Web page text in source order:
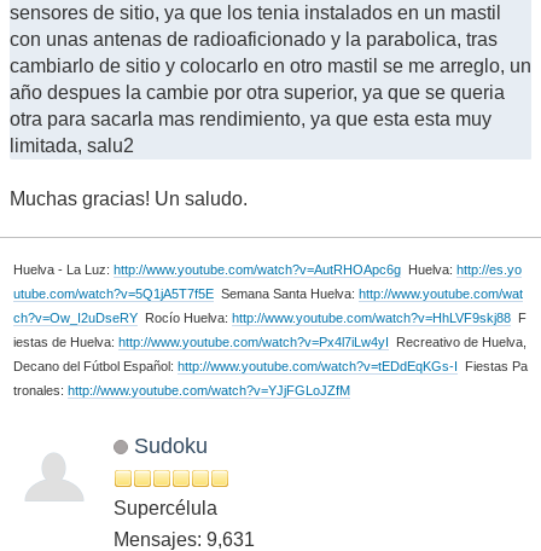
sensores de sitio, ya que los tenia instalados en un mastil
con unas antenas de radioaficionado y la parabolica, tras
cambiarlo de sitio y colocarlo en otro mastil se me arreglo, un
año despues la cambie por otra superior, ya que se queria
otra para sacarla mas rendimiento, ya que esta esta muy
limitada, salu2
Muchas gracias! Un saludo.
Huelva - La Luz: http://www.youtube.com/watch?v=AutRHOApc6gHuelva: http://es.yo
utube.com/watch?v=5Q1jA5T7f5ESemana Santa Huelva: http://www.youtube.com/wat
ch?v=Ow_I2uDseRYRocío Huelva: http://www.youtube.com/watch?v=HhLVF9skj88F
iestas de Huelva: http://www.youtube.com/watch?v=Px4l7iLw4yI Recreativo de Huelva,
Decano del Fútbol Español: http://www.youtube.com/watch?v=tEDdEqKGs-I Fiestas Pa
tronales: http://www.youtube.com/watch?v=YJjFGLoJZfM
Sudoku
Supercélula
Mensajes: 9,631